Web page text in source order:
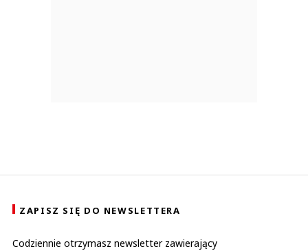
ZAPISZ SIĘ DO NEWSLETTERA
Codziennie otrzymasz newsletter zawierający